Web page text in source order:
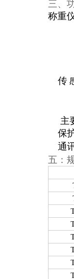
三、
称重
传
主
保
通
五：